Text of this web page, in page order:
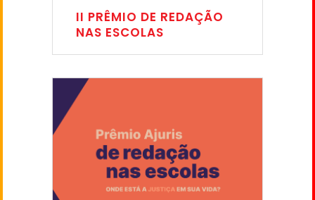
II PRÊMIO DE REDAÇÃO
NAS ESCOLAS